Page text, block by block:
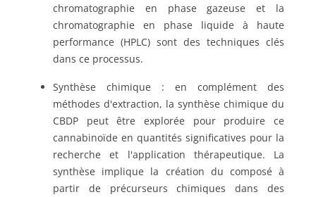
chromatographie en phase gazeuse et la
chromatographie en phase liquide à haute
performance (HPLC) sont des techniques clés
dans ce processus.
Synthèse chimique : en complément des
méthodes d'extraction, la synthèse chimique du
CBDP peut être explorée pour produire ce
cannabinoïde en quantités significatives pour la
recherche et l'application thérapeutique. La
synthèse implique la création du composé à
partir de précurseurs chimiques dans des